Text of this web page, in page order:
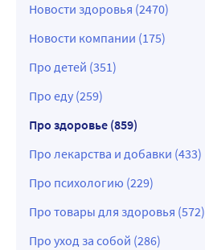
Новости здоровья (2470)
Новости компании (175)
Про детей (351)
Про еду (259)
Про здоровье (859)
Про лекарства и добавки (433)
Про психологию (229)
Про товары для здоровья (572)
Про уход за собой (286)